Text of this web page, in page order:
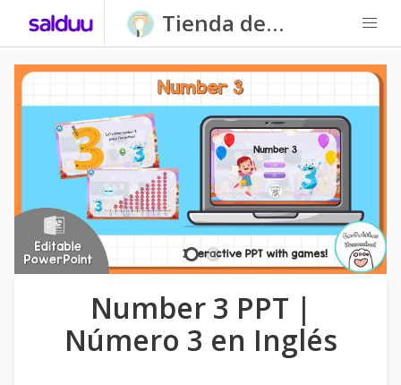
Tienda de
Carpatitas
Homeschool
Number 3 PPT |
Número 3 en Inglés